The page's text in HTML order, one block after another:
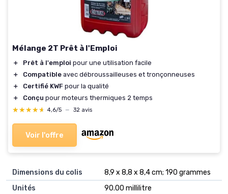
Mélange 2T Prêt à l'Emploi
＋ Prêt à l'emploi pour une utilisation facile
＋
Compatible avec débroussailleuses et tronçonneuses
＋
Certifié KWF pour la qualité
＋
Conçu pour moteurs thermiques 2 temps
★★★★★
★★★★★ 4,6/5 — 32 avis
Voir l'offre
Dimensions du colis
‎8,9 x 8,8 x 8,4 cm; 190 grammes
Unités
‎90.00 millilitre